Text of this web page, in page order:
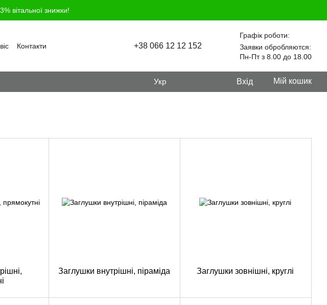
вітальної знижки!
Контакти
+38 066 12 12 152
Графік роботи:
Заявки обробляются:
Пн-Пт з 8.00 до 18.00
Укр Вхід Мій кошик
Заглушки внутрішні, піраміда Заглушки зовнішні, круглі